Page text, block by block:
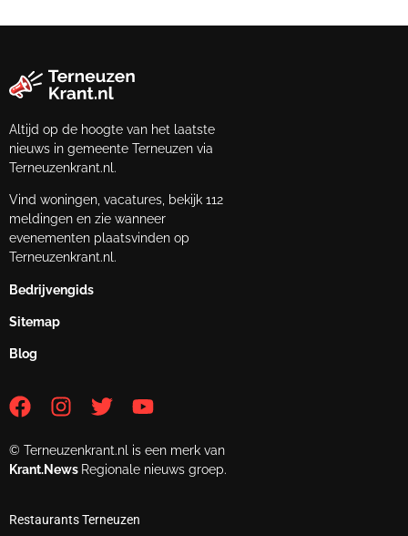
Altijd op de hoogte van het laatste
nieuws in gemeente Terneuzen via
Terneuzenkrant.nl.
Vind woningen, vacatures, bekijk 112
meldingen en zie wanneer
evenementen plaatsvinden op
Terneuzenkrant.nl.
Bedrijvengids
Sitemap
Blog
© Terneuzenkrant.nl is een merk van
Krant.News Regionale nieuws groep.
Restaurants Terneuzen